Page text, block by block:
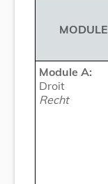
MODULE
Module A:
Droit
Recht